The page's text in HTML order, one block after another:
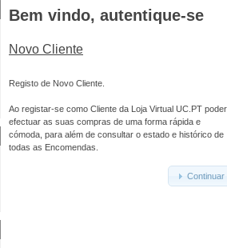
Bem vindo, autentique-se
Novo Cliente
Registo de Novo Cliente.
Ao registar-se como Cliente da Loja Virtual UC.PT
efectuar as suas compras de uma forma rápida e
cómoda, para além de consultar o estado e histórico de
todas as Encomendas.
Continuar